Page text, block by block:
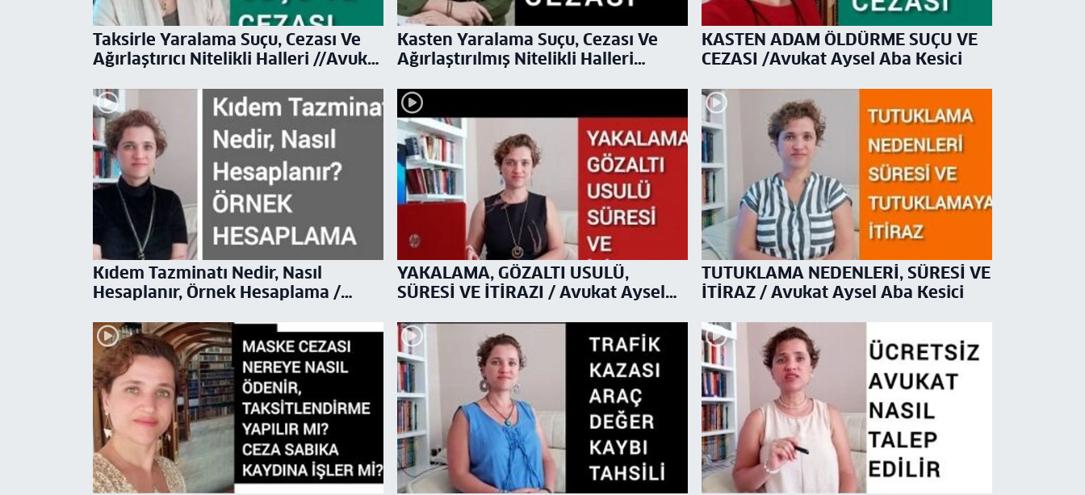
Taksirle Yaralama Suçu, Cezası Ve
Ağırlaştırıcı Nitelikli Halleri //Avukat
Kasten Yaralama Suçu, Cezası Ve
Ağırlaştırılmış Nitelikli Halleri
KASTEN ADAM ÖLDÜRME SUÇU VE
CEZASI /Avukat Aysel Aba Kesici
Kıdem Tazminatı Nedir, Nasıl
Hesaplanır, Örnek Hesaplama /
YAKALAMA, GÖZALTI USULÜ,
SÜRESİ VE İTİRAZI / Avukat Aysel
TUTUKLAMA NEDENLERİ, SÜRESİ VE
İTİRAZ / Avukat Aysel Aba Kesici